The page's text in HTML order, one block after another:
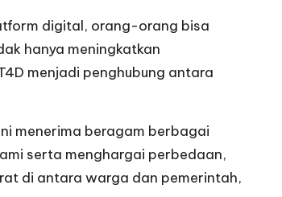
digital, orang-orang bisa
hanya meningkatkan
menjadi penghubung antara
menerima beragam berbagai
serta menghargai perbedaan,
di antara warga dan pemerintah,